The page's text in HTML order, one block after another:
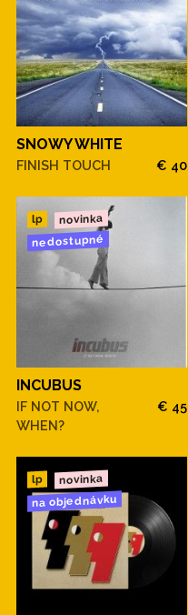
SNOWY WHITE
FINISH TOUCH € 40
lp novinka
nedostupné
INCUBUS
IF NOT NOW,
WHEN?
€ 45
lp novinka
na objednávku